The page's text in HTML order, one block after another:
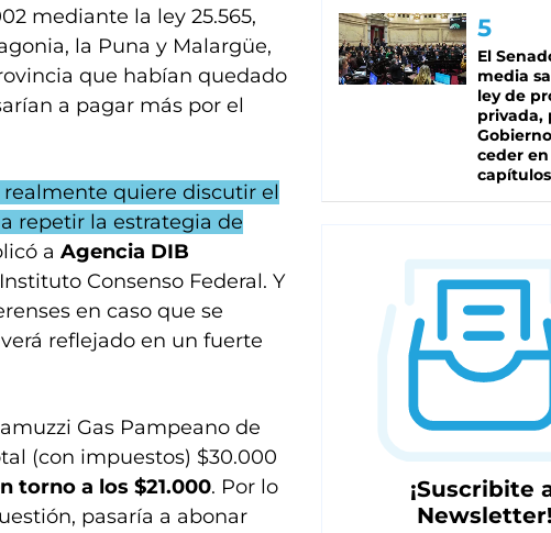
mediante la ley 25.565,
la Puna y Malargüe,
que habían quedado
a pagar más por el
realmente quiere discutir el
repetir la estrategia de
a Agencia DIB
Consenso Federal. Y
en caso que se
reflejado en un fuerte
Gas Pampeano de
(con impuestos) $30.000
torno a los $21.000. Por lo
pasaría a abonar
El
media
ley de
privada,
ceder
capítulos
¡Suscribite
Newsletter!